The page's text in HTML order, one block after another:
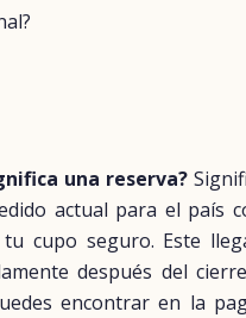
una reserva?
actual para el país
cupo seguro. Este
después del
encontrar en la